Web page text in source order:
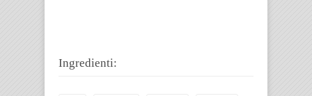
Ingredienti: